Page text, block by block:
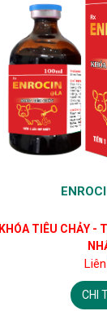
KHÓA TIÊU CHẢY -
CHI